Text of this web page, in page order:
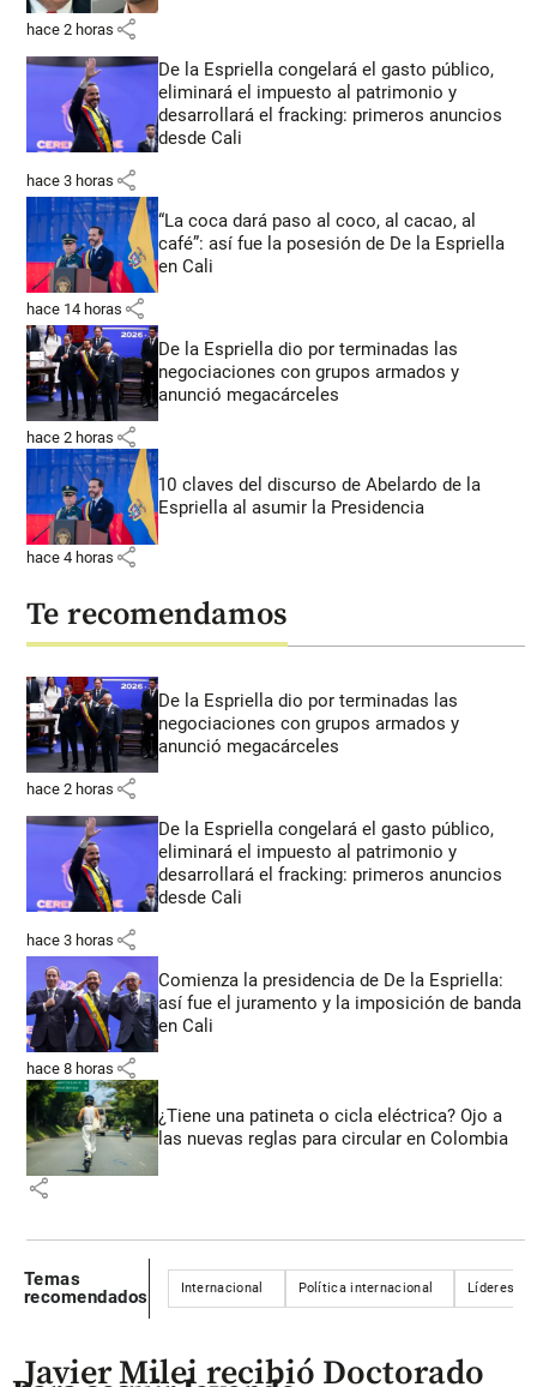
hace 2 horas share
De la Espriella congelará el gasto público,
eliminará el impuesto al patrimonio y
desarrollará el fracking: primeros anuncios
desde Cali
hace 3 horas share
“La coca dará paso al coco, al cacao, al
café”: así fue la posesión de De la Espriella
en Cali
hace 14 horas share
De la Espriella dio por terminadas las
negociaciones con grupos armados y
anunció megacárceles
hace 2 horas share
10 claves del discurso de Abelardo de la
Espriella al asumir la Presidencia
hace 4 horas share
Te recomendamos
De la Espriella dio por terminadas las
negociaciones con grupos armados y
anunció megacárceles
hace 2 horas share
De la Espriella congelará el gasto público,
eliminará el impuesto al patrimonio y
desarrollará el fracking: primeros anuncios
desde Cali
hace 3 horas share
Comienza la presidencia de De la Espriella:
así fue el juramento y la imposición de banda
en Cali
hace 8 horas share
¿Tiene una patineta o cicla eléctrica? Ojo a
las nuevas reglas para circular en Colombia
share
Temas
recomendados
Internacional Política internacional Líderes
Javier Milei recibió Doctorado